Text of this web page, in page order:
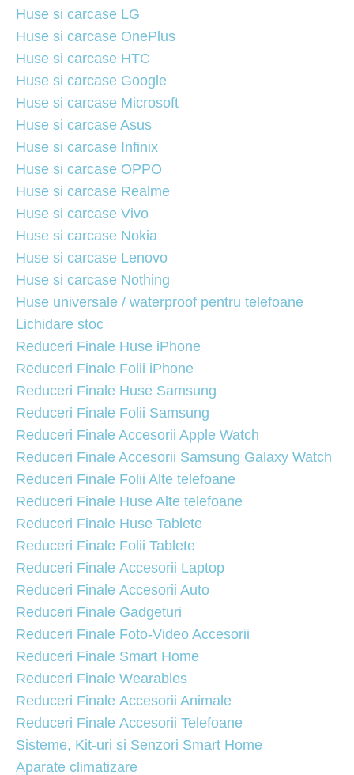
Huse si carcase LG
Huse si carcase OnePlus
Huse si carcase HTC
Huse si carcase Google
Huse si carcase Microsoft
Huse si carcase Asus
Huse si carcase Infinix
Huse si carcase OPPO
Huse si carcase Realme
Huse si carcase Vivo
Huse si carcase Nokia
Huse si carcase Lenovo
Huse si carcase Nothing
Huse universale / waterproof pentru telefoane
Lichidare stoc
Reduceri Finale Huse iPhone
Reduceri Finale Folii iPhone
Reduceri Finale Huse Samsung
Reduceri Finale Folii Samsung
Reduceri Finale Accesorii Apple Watch
Reduceri Finale Accesorii Samsung Galaxy Watch
Reduceri Finale Folii Alte telefoane
Reduceri Finale Huse Alte telefoane
Reduceri Finale Huse Tablete
Reduceri Finale Folii Tablete
Reduceri Finale Accesorii Laptop
Reduceri Finale Accesorii Auto
Reduceri Finale Gadgeturi
Reduceri Finale Foto-Video Accesorii
Reduceri Finale Smart Home
Reduceri Finale Wearables
Reduceri Finale Accesorii Animale
Reduceri Finale Accesorii Telefoane
Sisteme, Kit-uri si Senzori Smart Home
Aparate climatizare